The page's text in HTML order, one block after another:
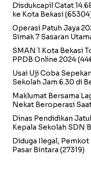
Disdukcapil Catat
ke Kota Bekasi
Operasi Patuh Jaya
Simak 7 Sasaran
SMAN 1 Kota Bekasi
PPDB Online 2024
Usai Uji Coba
Sekolah Jam 6.30 di
Maklumat Bersama
Nekat Beroperasi
Dinas Pendidikan
Kepala Sekolah SDN
Diduga Ilegal, Pemkot
Pasar Bintara (27319)